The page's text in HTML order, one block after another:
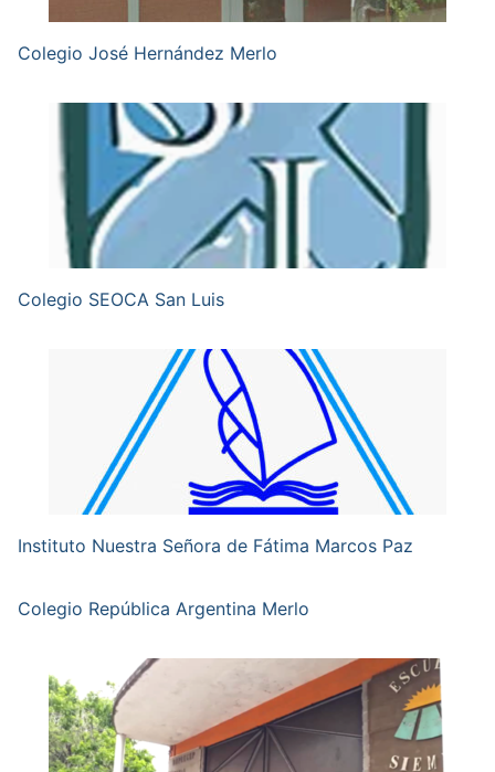
Colegio José Hernández Merlo
Colegio SEOCA San Luis
Instituto Nuestra Señora de Fátima Marcos Paz
Colegio República Argentina Merlo